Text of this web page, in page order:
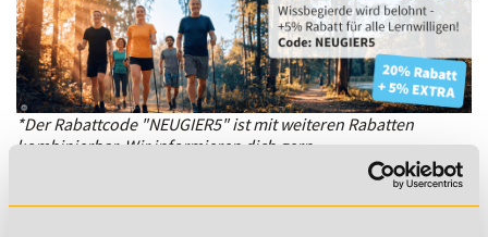
*Der Rabattcode "NEUGIER5" ist mit weiteren Rabatten
kombinierbar. Wir informieren dich gern.